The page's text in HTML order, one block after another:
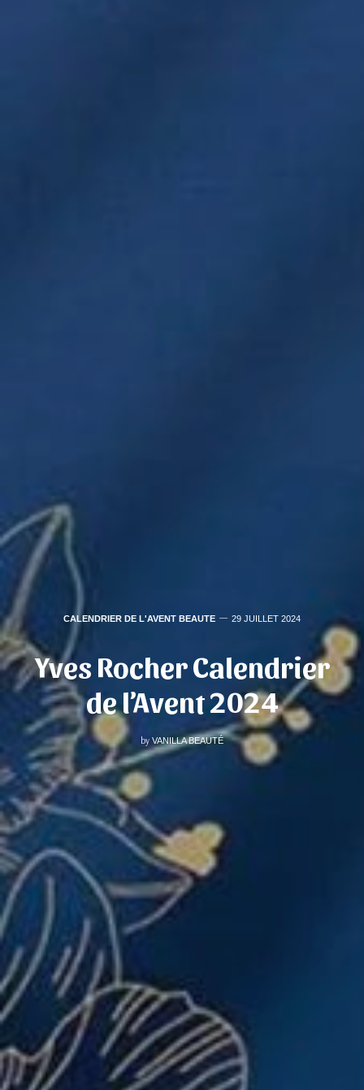
CALENDRIER DE L'AVENT BEAUTE 29 JUILLET 2024
Yves Rocher Calendrier
de l’Avent 2024
by VANILLA BEAUTÉ